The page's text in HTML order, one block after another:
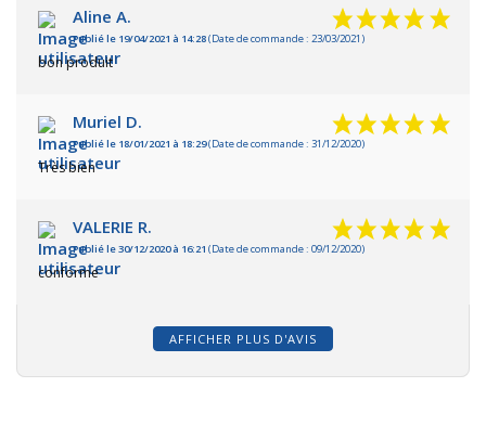
Aline A.
Publié le 19/04/2021 à 14:28(Date de commande : 23/03/2021)
bon produit
Muriel D.
Publié le 18/01/2021 à 18:29(Date de commande : 31/12/2020)
Très bien
VALERIE R.
Publié le 30/12/2020 à 16:21 (Date de commande : 09/12/2020)
conforme
AFFICHER PLUS D'AVIS